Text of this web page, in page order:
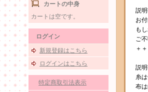
カートの中身
カートは空です。
ログイン
新規登録はこちら
ログインはこちら
特定商取引法表示
説
お
も
ご
＋
説
糸
布